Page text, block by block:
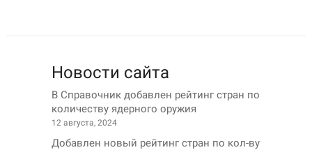
Новости сайта
В Справочник добавлен рейтинг стран по
количеству ядерного оружия
12 августа, 2024
Добавлен новый рейтинг стран по кол-ву